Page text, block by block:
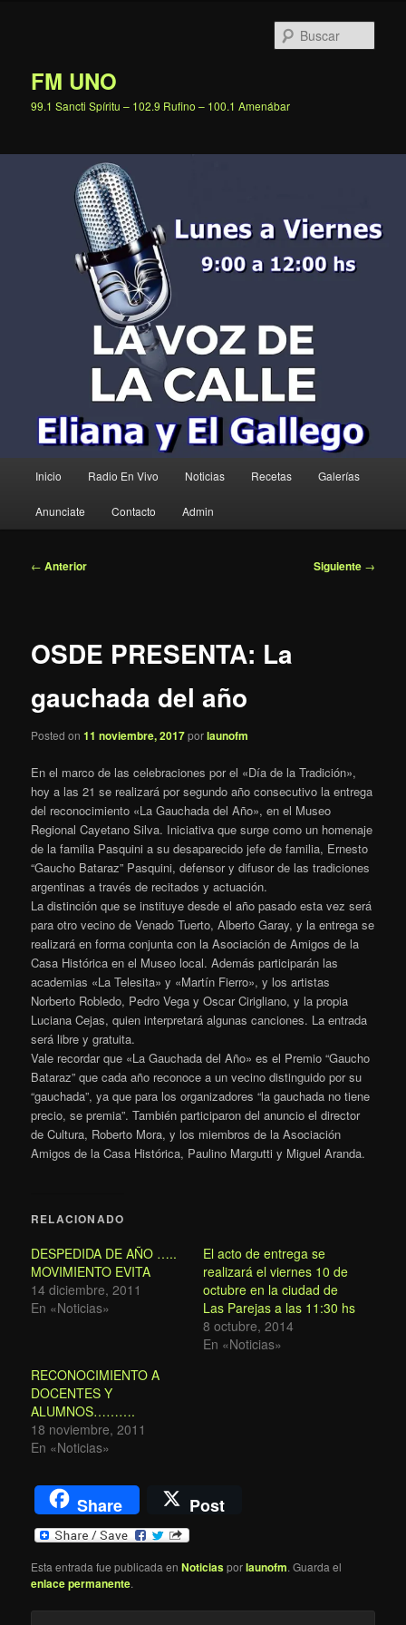
FM UNO
99.1 Sancti Spíritu – 102.9 Rufino – 100.1 Amenábar
principal
Inicio Radio En Vivo Noticias Recetas Galerías
Anunciate Contacto Admin
Navegación
← Anterior Siguiente →
OSDE PRESENTA: La
gauchada del año
Posted on11 noviembre, 2017porlaunofm
En el marco de las celebraciones por el «Día de la Tradición»,
hoy a las 21 se realizará por segundo año consecutivo la entrega
del reconocimiento «La Gauchada del Año», en el Museo
Regional Cayetano Silva. Iniciativa que surge como un homenaje
de la familia Pasquini a su desaparecido jefe de familia, Ernesto
“Gaucho Bataraz” Pasquini, defensor y difusor de las tradiciones
argentinas a través de recitados y actuación.
La distinción que se instituye desde el año pasado esta vez será
para otro vecino de Venado Tuerto, Alberto Garay, y la entrega se
realizará en forma conjunta con la Asociación de Amigos de la
Casa Histórica en el Museo local. Además participarán las
academias «La Telesita» y «Martín Fierro», y los artistas
Norberto Robledo, Pedro Vega y Oscar Cirigliano, y la propia
Luciana Cejas, quien interpretará algunas canciones. La entrada
será libre y gratuita.
Vale recordar que «La Gauchada del Año» es el Premio “Gaucho
Bataraz” que cada año reconoce a un vecino distinguido por su
“gauchada”, ya que para los organizadores “la gauchada no tiene
precio, se premia”. También participaron del anuncio el director
de Cultura, Roberto Mora, y los miembros de la Asociación
Amigos de la Casa Histórica, Paulino Margutti y Miguel Aranda.
RELACIONADO
DESPEDIDA DE AÑO …..
MOVIMIENTO EVITA
14 diciembre, 2011
En «Noticias»
El acto de entrega se
realizará el viernes 10 de
octubre en la ciudad de
Las Parejas a las 11:30 hs
8 octubre, 2014
En «Noticias»
RECONOCIMIENTO A
DOCENTES Y
ALUMNOS……….
18 noviembre, 2011
En «Noticias»
Share Post
Esta entrada fue publicada enNoticiasporlaunofm. Guarda el
enlace permanente.